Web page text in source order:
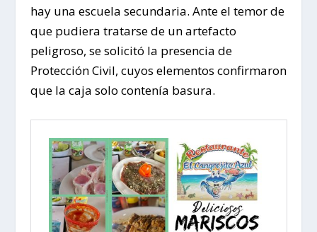
hay una escuela secundaria. Ante el temor de
que pudiera tratarse de un artefacto
peligroso, se solicitó la presencia de
Protección Civil, cuyos elementos confirmaron
que la caja solo contenía basura.